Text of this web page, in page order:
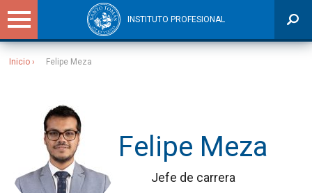
INSTITUTO PROFESIONAL
Inicio Felipe Meza
Felipe Meza
Jefe de carrera